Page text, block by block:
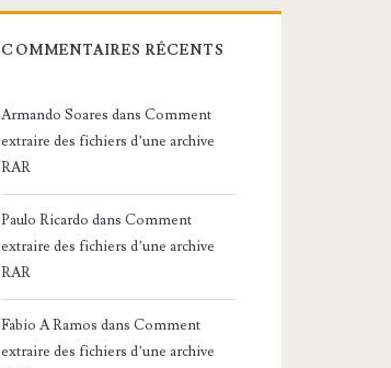
COMMENTAIRES RÉCENTS
Armando Soares dansComment
extraire des fichiers d’une archive
RAR
Paulo Ricardo dansComment
extraire des fichiers d’une archive
RAR
Fabio A Ramos dansComment
extraire des fichiers d’une archive